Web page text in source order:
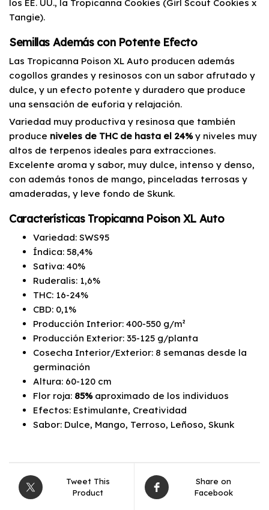
los EE. UU., la Tropicanna Cookies (Girl Scout Cookies x
Tangie).
Semillas Además con Potente Efecto
Las Tropicanna Poison XL Auto producen además
cogollos grandes y resinosos con un sabor afrutado y
dulce, y un efecto potente y duradero que produce
una sensación de euforia y relajación.
Variedad muy productiva y resinosa que también
produce niveles de THC de hasta el 24%y niveles muy
altos de terpenos ideales para extracciones.
Excelente aroma y sabor, muy dulce, intenso y denso,
con además tonos de mango, pinceladas terrosas y
amaderadas, y leve fondo de Skunk.
Características Tropicanna Poison XL Auto
Variedad: SWS95
Índica: 58,4%
Sativa: 40%
Ruderalis: 1,6%
THC: 16-24%
CBD: 0,1%
Producción Interior: 400-550 g/m²
Producción Exterior: 35-125 g/planta
Cosecha Interior/Exterior: 8 semanas desde la
germinación
Altura: 60-120 cm
Flor roja: 85%aproximado de los individuos
Efectos: Estimulante, Creatividad
Sabor: Dulce, Mango, Terroso, Leñoso, Skunk
Tweet This
Product
Share on
Facebook